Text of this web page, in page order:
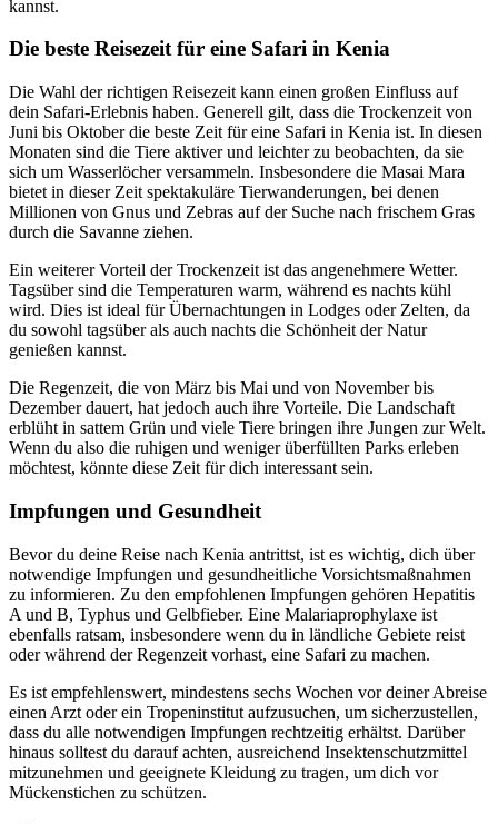
kannst.
Die beste Reisezeit für eine Safari in Kenia
Die Wahl der richtigen Reisezeit kann einen großen Einfluss auf
dein Safari-Erlebnis haben. Generell gilt, dass die Trockenzeit von
Juni bis Oktober die beste Zeit für eine Safari in Kenia ist. In diesen
Monaten sind die Tiere aktiver und leichter zu beobachten, da sie
sich um Wasserlöcher versammeln. Insbesondere die Masai Mara
bietet in dieser Zeit spektakuläre Tierwanderungen, bei denen
Millionen von Gnus und Zebras auf der Suche nach frischem Gras
durch die Savanne ziehen.
Ein weiterer Vorteil der Trockenzeit ist das angenehmere Wetter.
Tagsüber sind die Temperaturen warm, während es nachts kühl
wird. Dies ist ideal für Übernachtungen in Lodges oder Zelten, da
du sowohl tagsüber als auch nachts die Schönheit der Natur
genießen kannst.
Die Regenzeit, die von März bis Mai und von November bis
Dezember dauert, hat jedoch auch ihre Vorteile. Die Landschaft
erblüht in sattem Grün und viele Tiere bringen ihre Jungen zur Welt.
Wenn du also die ruhigen und weniger überfüllten Parks erleben
möchtest, könnte diese Zeit für dich interessant sein.
Impfungen und Gesundheit
Bevor du deine Reise nach Kenia antrittst, ist es wichtig, dich über
notwendige Impfungen und gesundheitliche Vorsichtsmaßnahmen
zu informieren. Zu den empfohlenen Impfungen gehören Hepatitis
A und B, Typhus und Gelbfieber. Eine Malariaprophylaxe ist
ebenfalls ratsam, insbesondere wenn du in ländliche Gebiete reist
oder während der Regenzeit vorhast, eine Safari zu machen.
Es ist empfehlenswert, mindestens sechs Wochen vor deiner Abreise
einen Arzt oder ein Tropeninstitut aufzusuchen, um sicherzustellen,
dass du alle notwendigen Impfungen rechtzeitig erhältst. Darüber
hinaus solltest du darauf achten, ausreichend Insektenschutzmittel
mitzunehmen und geeignete Kleidung zu tragen, um dich vor
Mückenstichen zu schützen.